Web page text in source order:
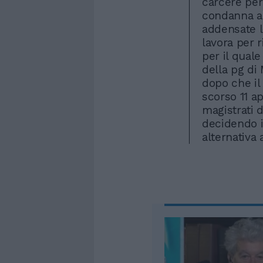
condanna
addensate
lavora per
per il
della pg di
dopo che il
scorso 11
magistrati
decidendo
alternativa